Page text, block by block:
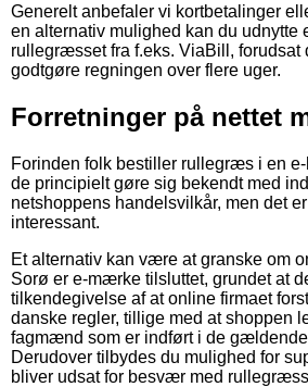
Generelt anbefaler vi kortbetalinger
en alternativ mulighed kan du udnytte
rullegræsset fra f.eks. ViaBill, forudsat
godtgøre regningen over flere uger.
Forretninger på nettet
Forinden folk bestiller rullegræs i en
de principielt gøre sig bekendt med
netshoppens handelsvilkår, men det
interessant.
Et alternativ kan være at granske om
Sorø er e-mærke tilsluttet, grundet at
tilkendegivelse af at online firmaet
danske regler, tillige med at shoppen
fagmænd som er indført i de
Derudover tilbydes du mulighed for
bliver udsat for besvær med